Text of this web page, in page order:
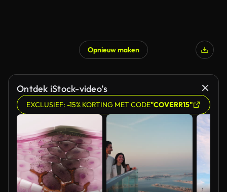
Opnieuw maken
Ontdek iStock-video’s
EXCLUSIEF: -15% KORTING MET CODE"COVERR15"